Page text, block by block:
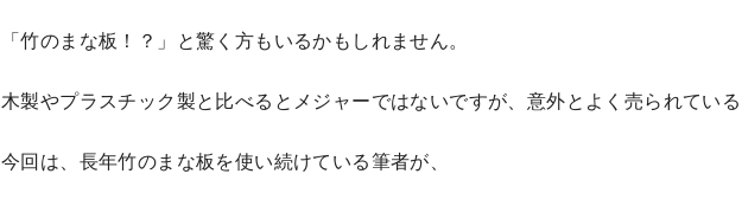
「竹のまな板！？」と驚く方もいるかもしれません。
木製やプラスチック製と比べるとメジャーではないですが、意外とよく売られてい
今回は、長年竹のまな板を使い続けている筆者が、